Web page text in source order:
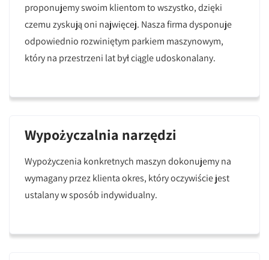
proponujemy swoim klientom to wszystko, dzięki
czemu zyskują oni najwięcej. Nasza firma dysponuje
odpowiednio rozwiniętym parkiem maszynowym,
który na przestrzeni lat był ciągle udoskonalany.
Wypożyczalnia narzędzi
Wypożyczenia konkretnych maszyn dokonujemy na
wymagany przez klienta okres, który oczywiście jest
ustalany w sposób indywidualny.